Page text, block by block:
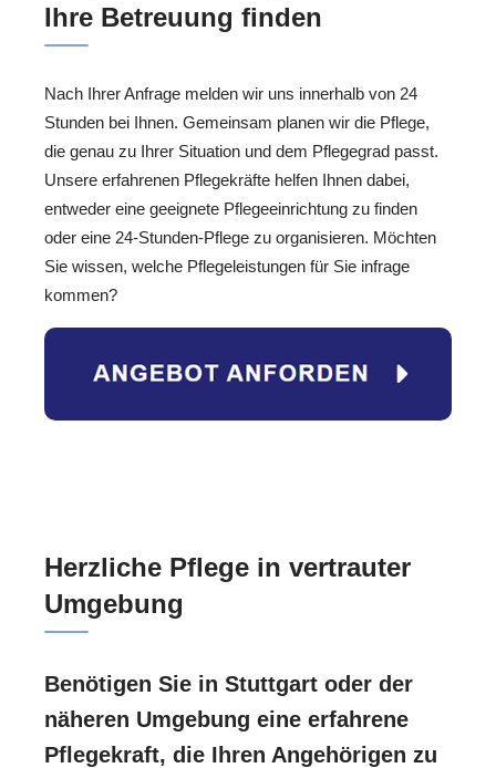
Ihre Betreuung finden
Nach Ihrer Anfrage melden wir uns innerhalb von 24
Stunden bei Ihnen. Gemeinsam planen wir die Pflege,
die genau zu Ihrer Situation und dem Pflegegrad passt.
Unsere erfahrenen Pflegekräfte helfen Ihnen dabei,
entweder eine geeignete Pflegeeinrichtung zu finden
oder eine 24-Stunden-Pflege zu organisieren. Möchten
Sie wissen, welche Pflegeleistungen für Sie infrage
kommen?
Herzliche Pflege in vertrauter
Umgebung
Benötigen Sie in Stuttgart oder der
näheren Umgebung eine erfahrene
Pflegekraft, die Ihren Angehörigen zu